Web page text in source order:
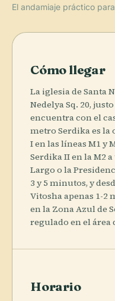
El andamiaje práctico
Cómo llegar
La iglesia de Santa
Nedelya Sq. 20,
encuentra con el
metro Serdika es la
I en las líneas M1 y
Serdika II en la M2
Largo o la
3 y 5 minutos, y
Vitosha apenas 1-2
en la Zona Azul de
regulado en el área
Horario